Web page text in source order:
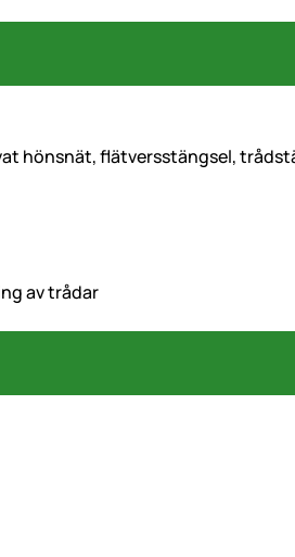
hönsnät, flätversstängsel,
av trådar